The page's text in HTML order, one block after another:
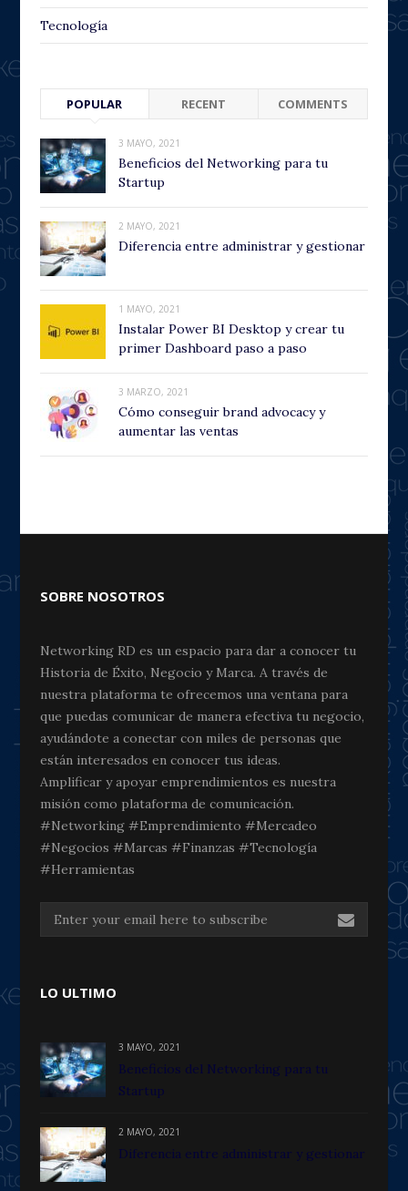
Tecnología
POPULAR RECENT COMMENTS
3 MAYO, 2021
Beneficios del Networking para tu
Startup
2 MAYO, 2021
Diferencia entre administrar y gestionar
1 MAYO, 2021
Instalar Power BI Desktop y crear tu
primer Dashboard paso a paso
3 MARZO, 2021
Cómo conseguir brand advocacy y
aumentar las ventas
SOBRE NOSOTROS
Networking RD es un espacio para dar a conocer tu
Historia de Éxito, Negocio y Marca. A través de
nuestra plataforma te ofrecemos una ventana para
que puedas comunicar de manera efectiva tu negocio,
ayudándote a conectar con miles de personas que
están interesados en conocer tus ideas.
Amplificar y apoyar emprendimientos es nuestra
misión como plataforma de comunicación.
#Networking #Emprendimiento #Mercadeo
#Negocios #Marcas #Finanzas #Tecnología
#Herramientas
LO ULTIMO
3 MAYO, 2021
Beneficios del Networking para tu
Startup
2 MAYO, 2021
Diferencia entre administrar y gestionar